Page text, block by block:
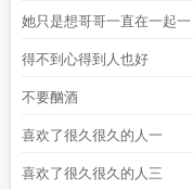
她只是想哥哥一直在一起一
得不到心得到人也好
不要酗酒
喜欢了很久很久的人一
喜欢了很久很久的人三